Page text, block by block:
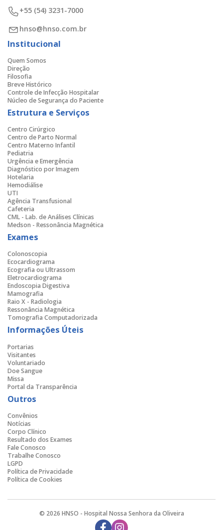
+55 (54) 3231-7000
hnso@hnso.com.br
Institucional
Quem Somos
Direção
Filosofia
Breve Histórico
Controle de Infecção Hospitalar
Núcleo de Segurança do Paciente
Estrutura e Serviços
Centro Cirúrgico
Centro de Parto Normal
Centro Materno Infantil
Pediatria
Urgência e Emergência
Diagnóstico por Imagem
Hotelaria
Hemodiálise
UTI
Agência Transfusional
Cafeteria
CML - Lab. de Análises Clínicas
Medson - Ressonância Magnética
Exames
Colonoscopia
Ecocardiograma
Ecografia ou Ultrassom
Eletrocardiograma
Endoscopia Digestiva
Mamografia
Raio X - Radiologia
Ressonância Magnética
Tomografia Computadorizada
Informações Úteis
Portarias
Visitantes
Voluntariado
Doe Sangue
Missa
Portal da Transparência
Outros
Convênios
Notícias
Corpo Clínico
Resultado dos Exames
Fale Conosco
Trabalhe Conosco
LGPD
Política de Privacidade
Política de Cookies
© 2026 HNSO - Hospital Nossa Senhora da Oliveira